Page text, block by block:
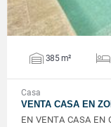
385 m²
Casa
VENTA CASA EN
EN VENTA CASA EN